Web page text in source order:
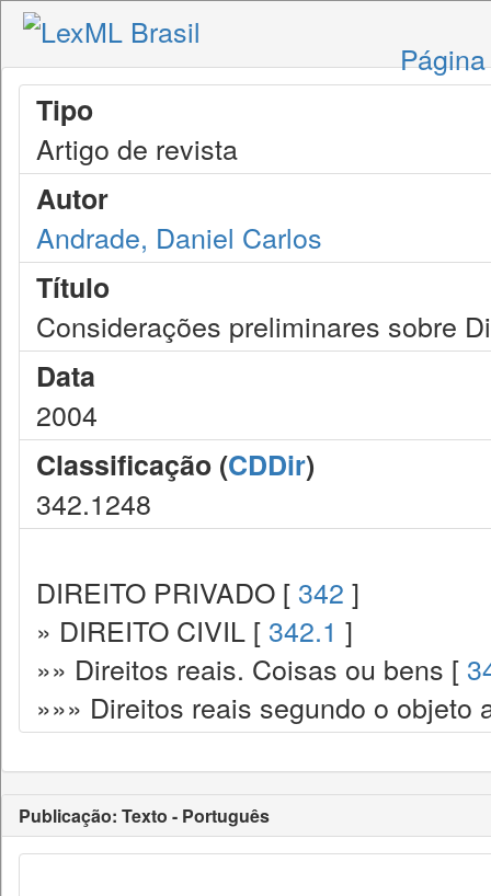
Tipo
Artigo de revista
Autor
Andrade, Daniel Carlos
Título
Considerações preliminares sobre
Data
2004
Classificação (CDDir)
342.1248
DIREITO PRIVADO [ 342 ]
» DIREITO CIVIL [ 342.1 ]
»» Direitos reais. Coisas ou bens [
»»» Direitos reais segundo o
Publicação: Texto - Português